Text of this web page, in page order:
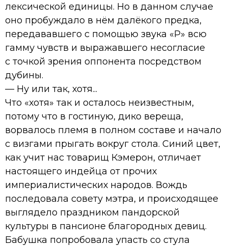
лексической единицы. Но в данном случае
оно пробуждало в нём далёкого предка,
передававшего с помощью звука «Р» всю
гамму чувств и выражавшего несогласие
с точкой зрения оппонента посредством
дубины.
— Ну или так, хотя...
Что «хотя» так и осталось неизвестным,
потому что в гостиную, дико вереща,
ворвалось племя в полном составе и начало
с визгами прыгать вокруг стола. Синий цвет,
как учит нас товарищ Кэмерон, отличает
настоящего индейца от прочих
империалистических народов. Вождь
последовала совету мэтра, и происходящее
выглядело праздником пандорской
культуры в пансионе благородных девиц.
Бабушка попробовала упасть со стула